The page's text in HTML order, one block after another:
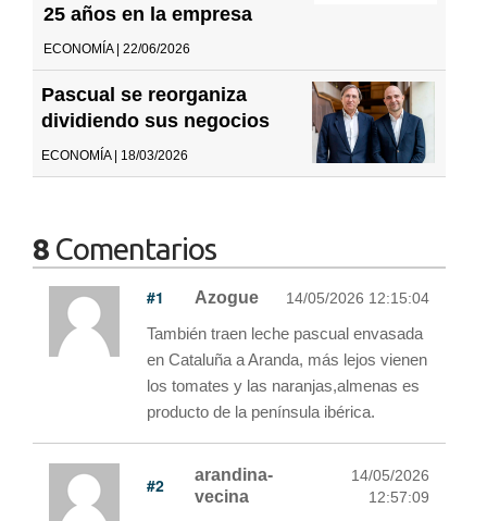
25 años en la empresa
ECONOMÍA | 22/06/2026
Pascual se reorganiza
dividiendo sus negocios
ECONOMÍA | 18/03/2026
8 Comentarios
#1 Azogue 14/05/2026 12:15:04
También traen leche pascual envasada
en Cataluña a Aranda, más lejos vienen
los tomates y las naranjas,almenas es
producto de la península ibérica.
#2
arandina-
vecina
14/05/2026
12:57:09